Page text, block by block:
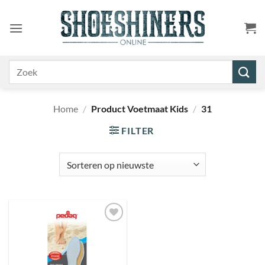
naar
inhoud
Home / Product Voetmaat Kids / 31
FILTER